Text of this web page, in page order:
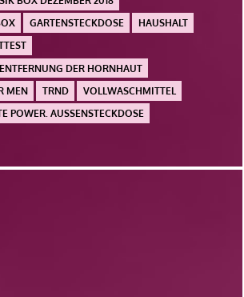
GARTENSTECKDOSE
HAUSHALT
DER HORNHAUT
MEN
TRND
VOLLWASCHMITTEL
POWER. AUSSENSTECKDOSE